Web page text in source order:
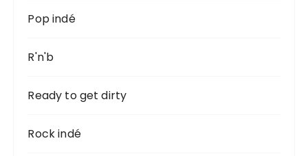
Pop indé
R'n'b
Ready to get dirty
Rock indé